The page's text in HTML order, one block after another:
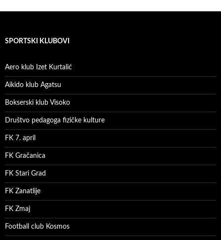
SPORTSKI KLUBOVI
Aero klub Izet Kurtalić
Aikido klub Agatsu
Bokserski klub Visoko
Društvo pedagoga fizičke kulture
FK 7. april
FK Gračanica
FK Stari Grad
FK Zanatlije
FK Zmaj
Football club Kosmos